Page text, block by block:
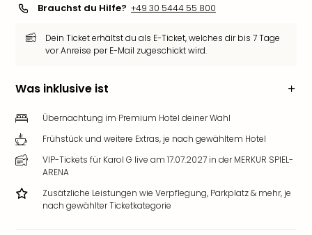
Brauchst du Hilfe? +49 30 5444 55 800
Dein Ticket erhältst du als E-Ticket, welches dir bis 7 Tage
vor Anreise per E-Mail zugeschickt wird.
Was inklusive ist
Übernachtung im Premium Hotel deiner Wahl
Frühstück und weitere Extras, je nach gewähltem Hotel
VIP-Tickets für Karol G live am 17.07.2027 in der MERKUR SPIEL-
ARENA
Zusätzliche Leistungen wie Verpflegung, Parkplatz & mehr, je
nach gewählter Ticketkategorie